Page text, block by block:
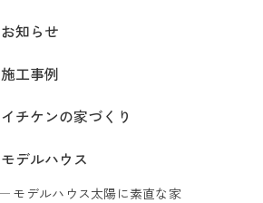
お知らせ
施工事例
イチケンの家づくり
モデルハウス
モデルハウス太陽に素直な家